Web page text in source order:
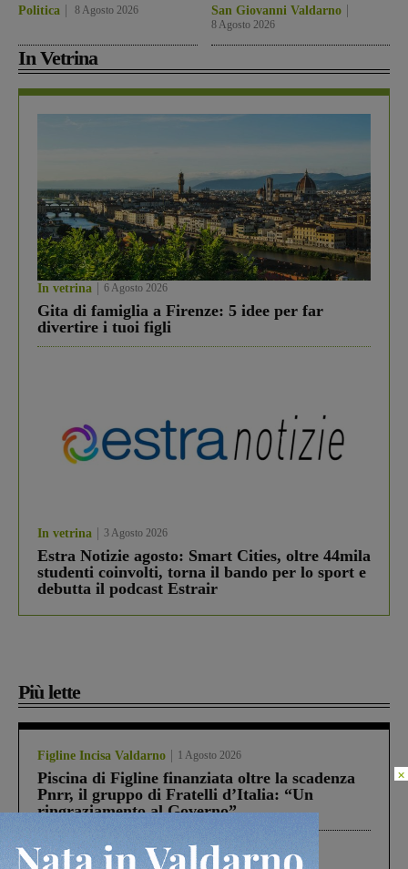
Politica 8 Agosto 2026 San Giovanni Valdarno
8 Agosto 2026
In Vetrina
In vetrina 6 Agosto 2026
Gita di famiglia a Firenze: 5 idee per far
divertire i tuoi figli
In vetrina 3 Agosto 2026
Estra Notizie agosto: Smart Cities, oltre 44mila
studenti coinvolti, torna il bando per lo sport e
debutta il podcast Estrair
Più lette
Figline Incisa Valdarno 1 Agosto 2026
Piscina di Figline finanziata oltre la scadenza
Pnrr, il gruppo di Fratelli d’Italia: “Un
ringraziamento al Governo”
Cronaca 3 Agosto 2026
×